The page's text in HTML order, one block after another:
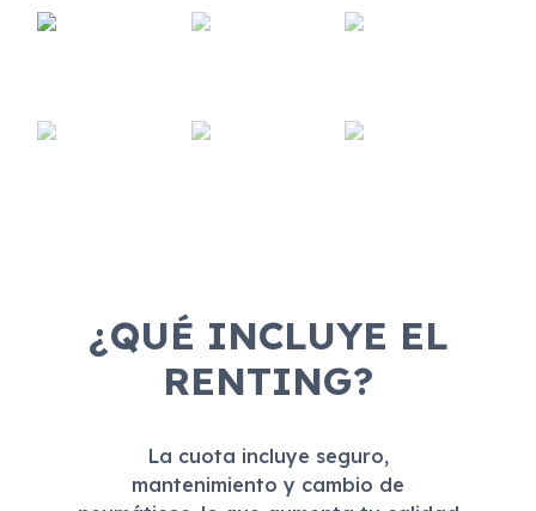
¿QUÉ INCLUYE EL
RENTING?
La cuota incluye seguro,
mantenimiento y cambio de